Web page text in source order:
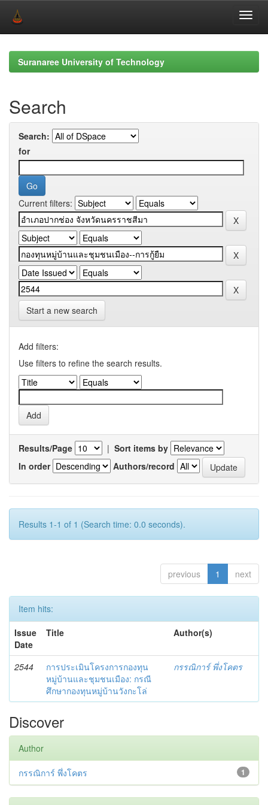
navigationSuranaree University of Technology
Search
Search:
for
Current filters:
Start a new search
Add filters:
Use filters to refine the search results.
Results/Page | Sort items by
In order
Authors/record
Results 1-1 of 1 (Search time: 0.0 seconds).
previous 1 next
Item hits:
Issue
Date
Title Author(s)
2544
การประเมินโครงการกองทุน
หมู่บ้านและชุมชนเมือง: กรณี
ศึกษากองทุนหมู่บ้านวังกะโล่
กรรณิการ์ พึ่งโคตร
Discover
Author
1
กรรณิการ์ พึ่งโคตร